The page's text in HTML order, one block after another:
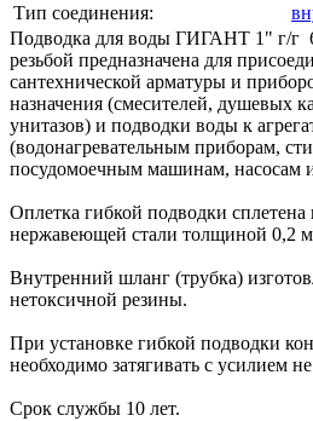
Тип соединения:
Подводка для воды ГИГАНТ 1" г/г
резьбой предназначена для
сантехнической арматуры и
назначения (смесителей, душевых
унитазов) и подводки воды к
(водонагревательным приборам,
посудомоечным машинам, насосам
Оплетка гибкой подводки сплетена
нержавеющей стали толщиной 0,2
Внутренний шланг (трубка)
нетоксичной резины.
При установке гибкой подводки
необходимо затягивать с усилием
Срок службы 10 лет.